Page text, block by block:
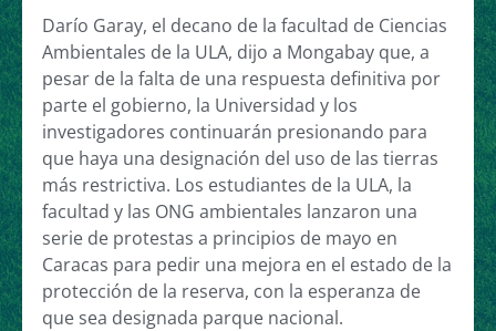
Darío Garay, el decano de la facultad de Ciencias
Ambientales de la ULA, dijo a Mongabay que, a
pesar de la falta de una respuesta definitiva por
parte el gobierno, la Universidad y los
investigadores continuarán presionando para
que haya una designación del uso de las tierras
más restrictiva. Los estudiantes de la ULA, la
facultad y las ONG ambientales lanzaron una
serie de protestas a principios de mayo en
Caracas para pedir una mejora en el estado de la
protección de la reserva, con la esperanza de
que sea designada parque nacional.